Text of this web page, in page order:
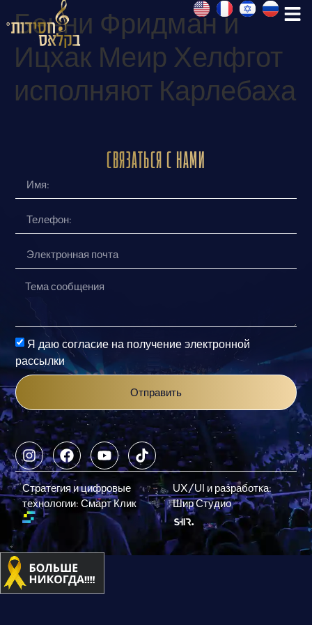
Бенни Фридман и
Ицхак Меир Хелфгот
исполняют Карлебаха
Связаться с нами
Я даю согласие на получение электронной
рассылки
Отправить
Стратегия и цифровые
технологии: Смарт Клик
UX/UI и разработка:
Шир Студио